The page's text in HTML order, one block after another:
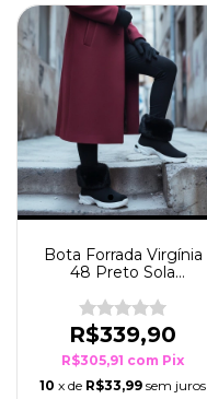
Bota Forrada Virgínia
48 Preto Sola
R$339,90
R$305,91 com Pix
10 x de R$33,99 sem juros